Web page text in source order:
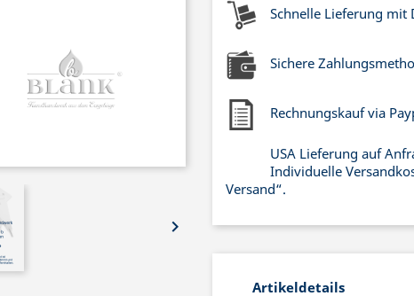

Schnelle Lieferung mit
Sichere
Rechnungskauf via
USA Lieferung auf
Individuelle
Versand“.
Artikeldetails